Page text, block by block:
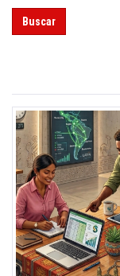
Buscar